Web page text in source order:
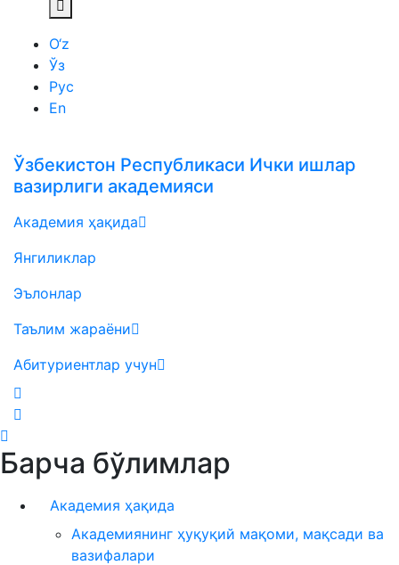
O‘z
Ўз
Рус
En
Ўзбекистон Республикаси Ички ишлар
вазирлиги академияси
Академия ҳақида
Янгиликлар
Эълонлар
Таълим жараёни
Абитуриентлар учун
Барча бўлимлар
Академия ҳақида
Академиянинг ҳуқуқий мақоми, мақсади ва
вазифалари